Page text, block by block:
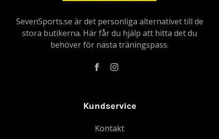
SevenSports.se är det personliga alternativet till de
stora butikerna. Här får du hjälp att hitta det du
behöver för nästa träningspass.
Kundservice
Kontakt